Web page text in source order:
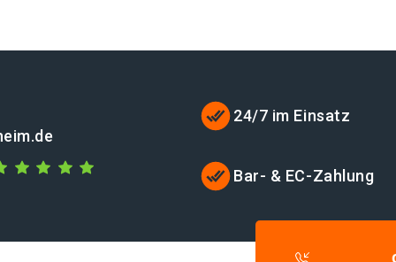
24/7 im Einsatz
Bar- & EC-Zahlung